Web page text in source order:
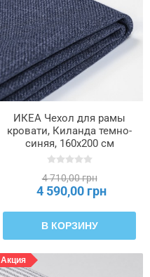
ИКЕА Чехол для рамы
кровати, Киланда темно-
синяя, 160x200 см
RAMNEFJÄLL, 106.192.42
4 710,00 грн
4 590,00 грн
В КОРЗИНУ
Акция